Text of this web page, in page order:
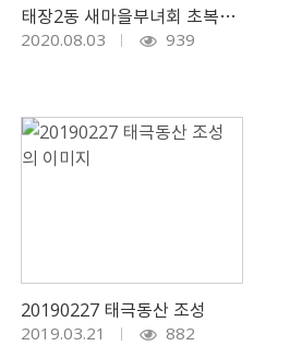
태장2동 새마을부녀회 초복맞이 사랑의 삼계탕 나눔 실시
2020.08.03 939
20190227 태극동산 조성
2019.03.21 882